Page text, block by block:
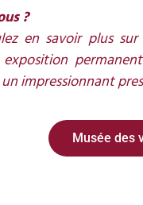
?
en savoir plus
exposition
impressionnant
Musée des